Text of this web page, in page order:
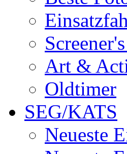
Art &
Oldtimer
SEG/KATS
Neueste